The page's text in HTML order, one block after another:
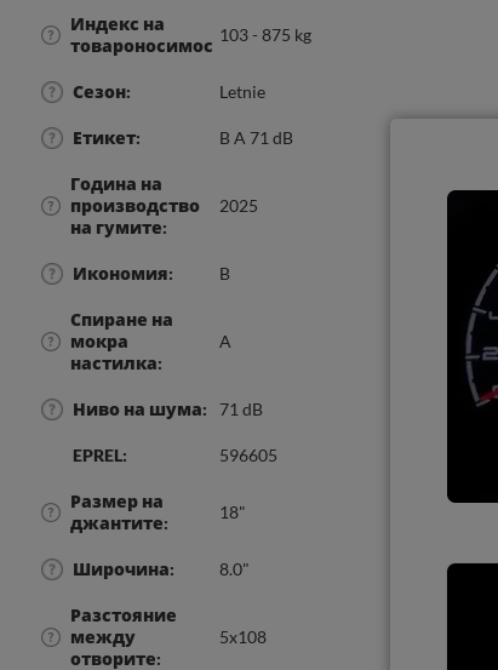
Индекс на
товароносимостта
103 - 875 kg
Сезон Letnie
Етикет B A 71 dB
Година на
производство
на гумите
2025
Икономия B
Спиране на
мокра
настилка
A
Ниво на шума 71 dB
EPREL 596605
Размер на
джантите
18"
Широчина 8.0"
Разстояние
между
отворите
5x108